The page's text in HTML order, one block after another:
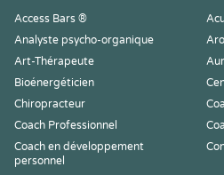
Access Bars ®
Analyste psycho-organique
Art-Thérapeute
Bioénergéticien
Chiropracteur
Coach Professionnel
Coach en développement
personnel